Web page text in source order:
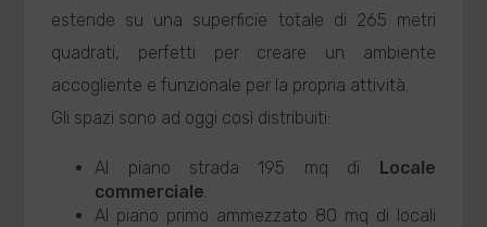
estende su una superficie totale di 265 metri
quadrati, perfetti per creare un ambiente
accogliente e funzionale per la propria attività.
Gli spazi sono ad oggi così distribuiti:
Al piano strada 195 mq di Locale
commerciale.
Al piano primo ammezzato 80 mq di locali